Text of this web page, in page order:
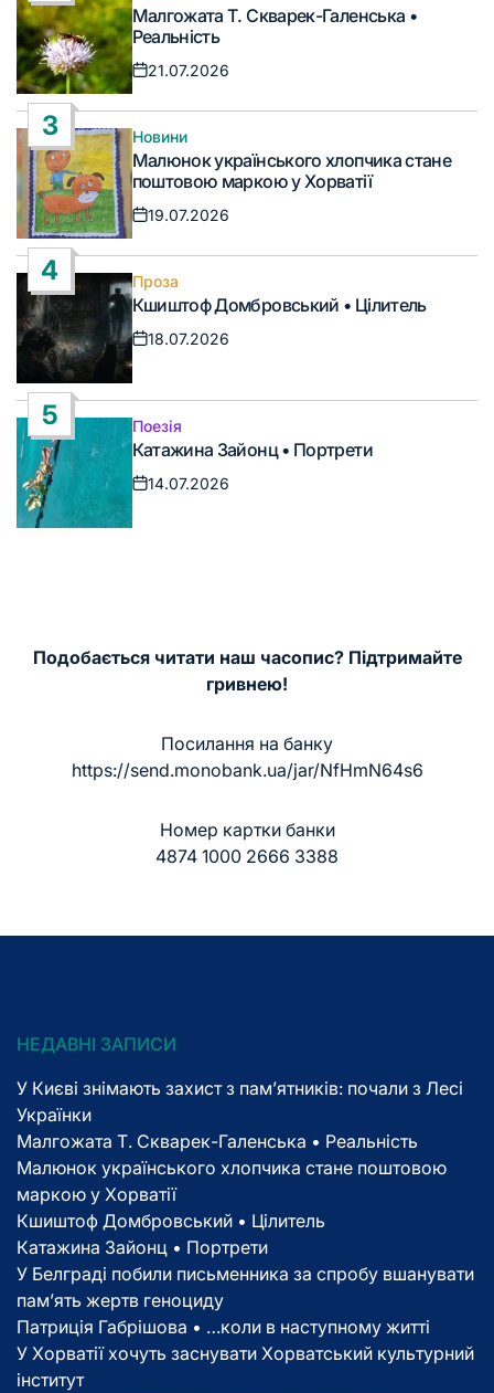
у
Малгожата Т. Скварек-Галенська •
Реальність
Дата
21.07.2026
3
Опублікувати
у
Новини
Малюнок українського хлопчика стане
поштовою маркою у Хорватії
Дата
19.07.2026
4
Опублікувати
у
Проза
Кшиштоф Домбровський • Цілитель
Дата
запису
18.07.2026
5
Опублікувати
у
Поезія
Катажина Зайонц • Портрети
Дата
14.07.2026
Подобається читати наш часопис? Підтримайте
гривнею!
Посилання на банку
https://send.monobank.ua/jar/NfHmN64s6
Номер картки банки
4874 1000 2666 3388
НЕДАВНІ ЗАПИСИ
У Києві знімають захист з пам’ятників: почали з Лесі
Українки
Малгожата Т. Скварек-Галенська • Реальність
Малюнок українського хлопчика стане поштовою
маркою у Хорватії
Кшиштоф Домбровський • Цілитель
Катажина Зайонц • Портрети
У Белграді побили письменника за спробу вшанувати
пам’ять жертв геноциду
Патриція Габрішова • …коли в наступному житті
У Хорватії хочуть заснувати Хорватський культурний
інститут